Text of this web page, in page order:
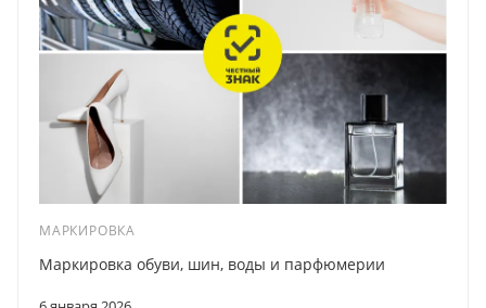
МАРКИРОВКА
Маркировка обуви, шин, воды и парфюмерии